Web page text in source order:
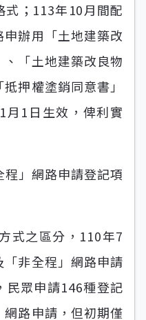
式；113年10月間配
辦用「土地建築改
「土地建築改良物
押權塗銷同意書」
月1日生效，俾利實
」網路申請登記項
之區分，110年7
非全程」網路申請
民眾申請146種登記
路申請，但初期僅